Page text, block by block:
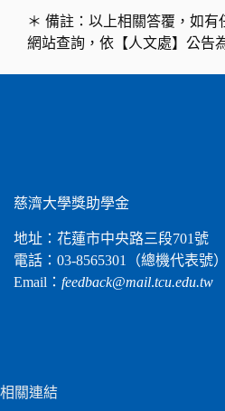
＊ 備註：以上相關答覆，如有
網站查詢，依【人文處】公告
慈濟大學獎助學金
地址：花蓮市中央路三段701號
電話：03-8565301（總機代表號）
Email： feedback@mail.tcu.edu.tw
相關連結